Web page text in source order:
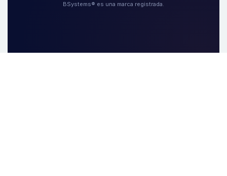
BSystems® es una marca registrada.